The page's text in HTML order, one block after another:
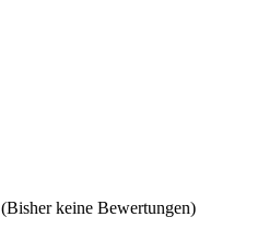
(Bisher keine Bewertungen)